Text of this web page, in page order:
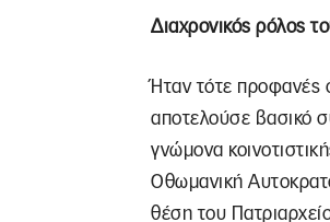
Διαχρονικός ρόλος
Ήταν τότε προφανές
αποτελούσε βασικό
γνώμονα
Οθωμανική
θέση του